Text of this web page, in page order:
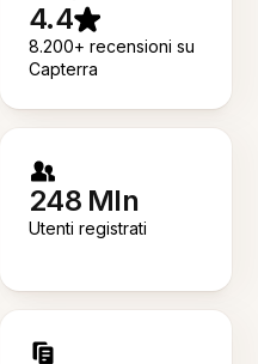
4.4
8.200+ recensioni su
Capterra
248 Mln
Utenti registrati